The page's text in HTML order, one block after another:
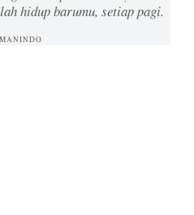
hidup barumu, setiap pagi.